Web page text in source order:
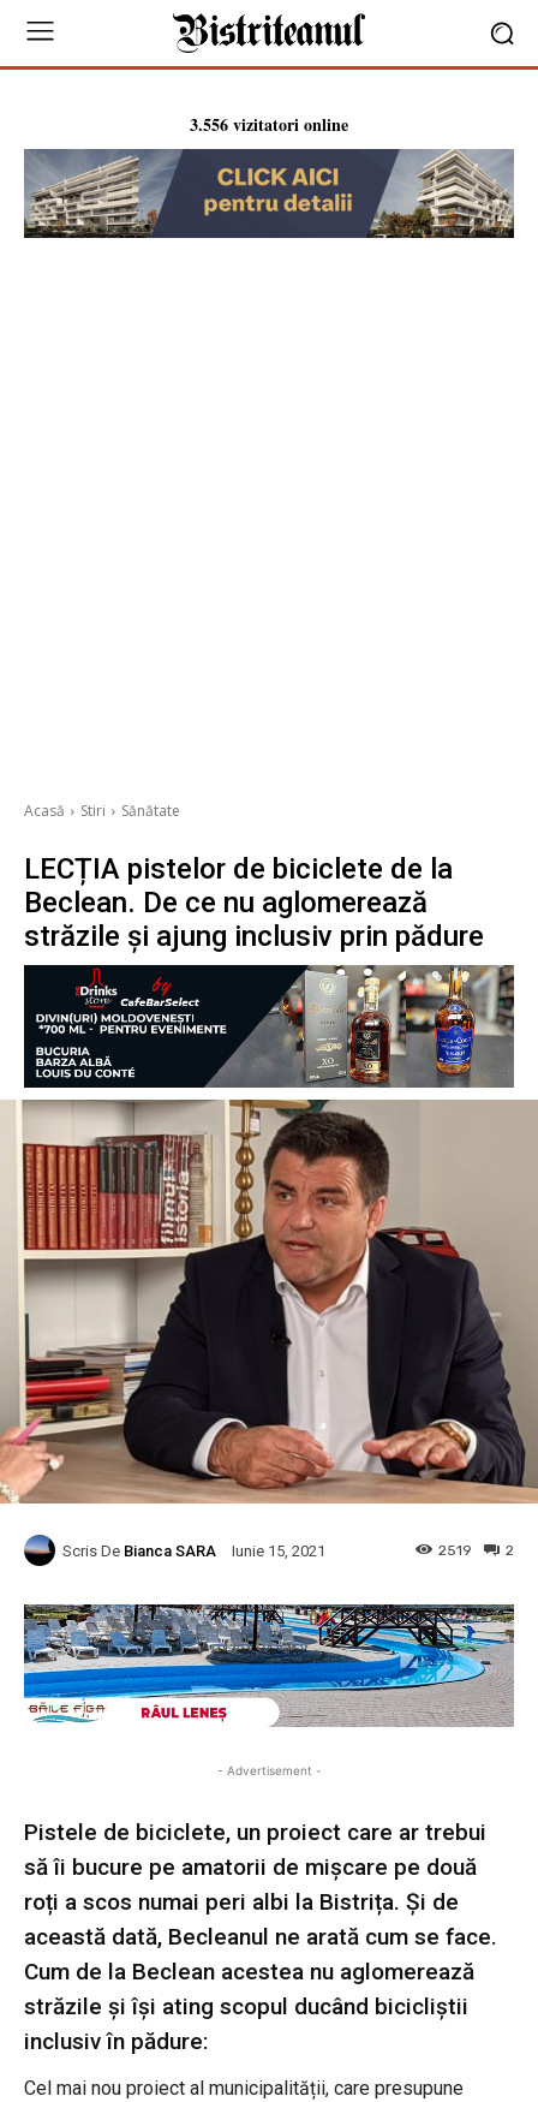
3.556 vizitatori online
Acasă Stiri Sănătate
LECȚIA pistelor de biciclete de la
Beclean. De ce nu aglomerează
străzile și ajung inclusiv prin pădure
Scris De Bianca SARA Iunie 15, 2021 2
2519
- Advertisement -
Pistele de biciclete, un proiect care ar trebui
să îi bucure pe amatorii de mișcare pe două
roți a scos numai peri albi la Bistrița. Și de
această dată, Becleanul ne arată cum se face.
Cum de la Beclean acestea nu aglomerează
străzile și își ating scopul ducând bicicliștii
inclusiv în pădure:
Cel mai nou proiect al municipalității, care presupune